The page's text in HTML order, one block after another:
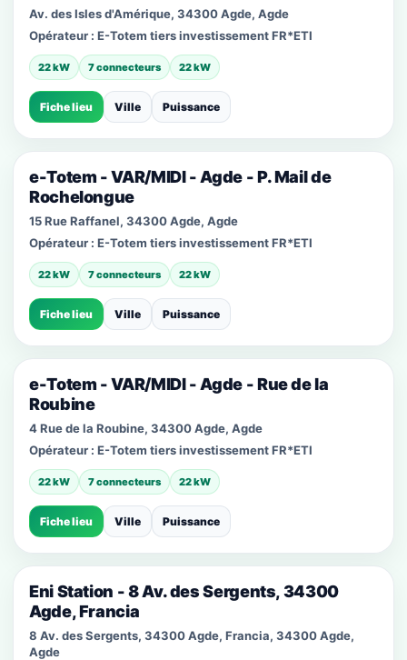
Av. des Isles d'Amérique, 34300 Agde, Agde
Opérateur : E-Totem tiers investissement FR*ETI
22 kW 7 connecteurs 22 kW
Fiche lieu Ville Puissance
e-Totem - VAR/MIDI - Agde - P. Mail de
Rochelongue
15 Rue Raffanel, 34300 Agde, Agde
Opérateur : E-Totem tiers investissement FR*ETI
22 kW 7 connecteurs 22 kW
Fiche lieu Ville Puissance
e-Totem - VAR/MIDI - Agde - Rue de la
Roubine
4 Rue de la Roubine, 34300 Agde, Agde
Opérateur : E-Totem tiers investissement FR*ETI
22 kW 7 connecteurs 22 kW
Fiche lieu Ville Puissance
Eni Station - 8 Av. des Sergents, 34300
Agde, Francia
8 Av. des Sergents, 34300 Agde, Francia, 34300 Agde,
Agde